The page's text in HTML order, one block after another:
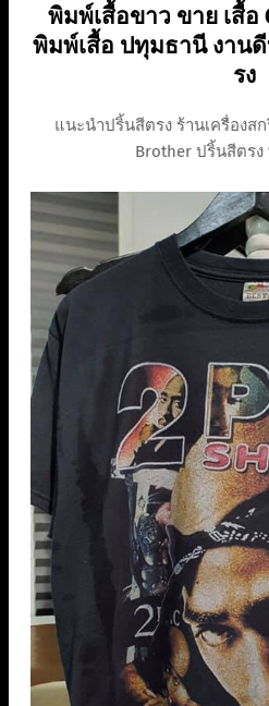
พิมพ์เสื้อขาว ขาย เสื้อ
พิมพ์เสื้อ ปทุมธานี งาน
รง
แนะนำปริ้นสีตรง ร้านเครื่องสก
Brother ปริ้นสีตรง